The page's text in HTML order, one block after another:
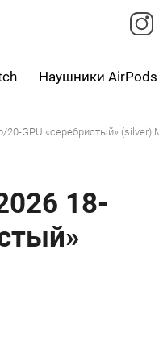
Наушники AirPods
20-GPU «серебристый» (silver)
18-